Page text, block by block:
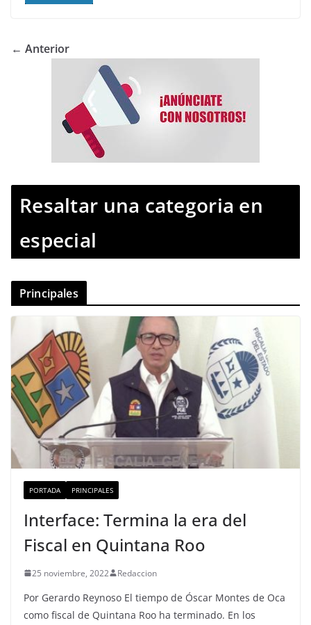
← Anterior
Resaltar una categoria en
especial
Principales
PORTADA PRINCIPALES
Interface: Termina la era del
Fiscal en Quintana Roo
25 noviembre, 2022 Redaccion
Por Gerardo Reynoso El tiempo de Óscar Montes de Oca
como fiscal de Quintana Roo ha terminado. En los